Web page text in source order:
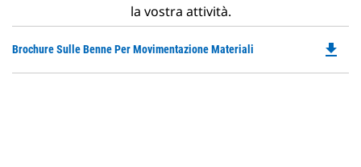
la vostra attività.
Brochure Sulle Benne Per Movimentazione Materiali file_download